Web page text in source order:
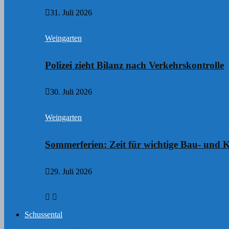
31. Juli 2026
Weingarten
Polizei zieht Bilanz nach Verkehrskontrolle
30. Juli 2026
Weingarten
Sommerferien: Zeit für wichtige Bau- und
29. Juli 2026
Schussental